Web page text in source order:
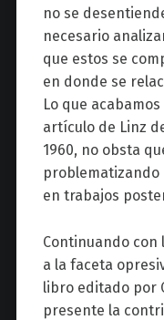
no se
necesario
que estos se
en donde se
Lo que
artículo de Linz
1960, no obsta
en trabajos
Continuando
a la faceta
libro editado por
presente la